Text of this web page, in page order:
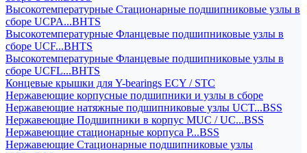
Высокотемпературные Стационарные подшипниковые узлы в
сборе UCPA...BHTS
Высокотемпературные Фланцевые подшипниковые узлы в
сборе UCF...BHTS
Высокотемпературные Фланцевые подшипниковые узлы в
сборе UCFL...BHTS
Концевые крышки для Y-bearings ECY / STC
Нержавеющие корпусные подшипники и узлы в сборе
Нержавеющие натяжные подшипниковые узлы UCT...BSS
Нержавеющие Подшипники в корпус MUC / UC...BSS
Нержавеющие стационарные корпуса P...BSS
Нержавеющие Стационарные подшипниковые узлы